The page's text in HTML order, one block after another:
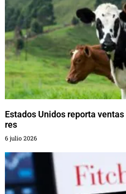
Estados Unidos reporta
res
6 julio 2026